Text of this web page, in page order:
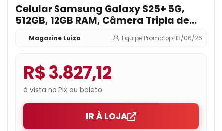
Celular Samsung Galaxy S25+ 5G,
512GB, 12GB RAM, Câmera Tripla de
50+12+10, Tela Grande de 6.7″
Magazine Luiza Equipe Promotop•13/06/26
R$ 3.827,12
à vista no Pix ou boleto
IR À LOJA